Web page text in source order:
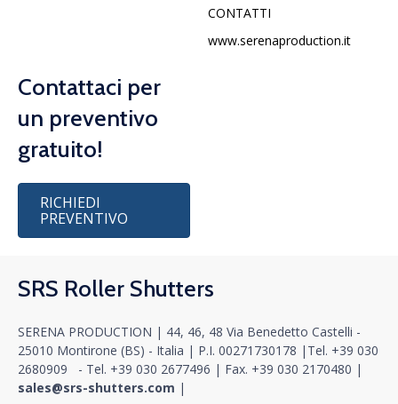
CONTATTI
www.serenaproduction.it
Contattaci per
un preventivo
gratuito!
RICHIEDI
PREVENTIVO
SRS Roller Shutters
SERENA PRODUCTION | 44, 46, 48 Via Benedetto Castelli -
25010 Montirone (BS) - Italia | P.I. 00271730178 | Tel. +39 030
2680909 - Tel. +39 030 2677496 | Fax. +39 030 2170480 |
sales@srs-shutters.com |